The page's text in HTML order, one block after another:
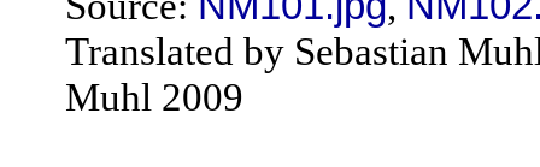
Translated by Sebastian
Muhl 2009